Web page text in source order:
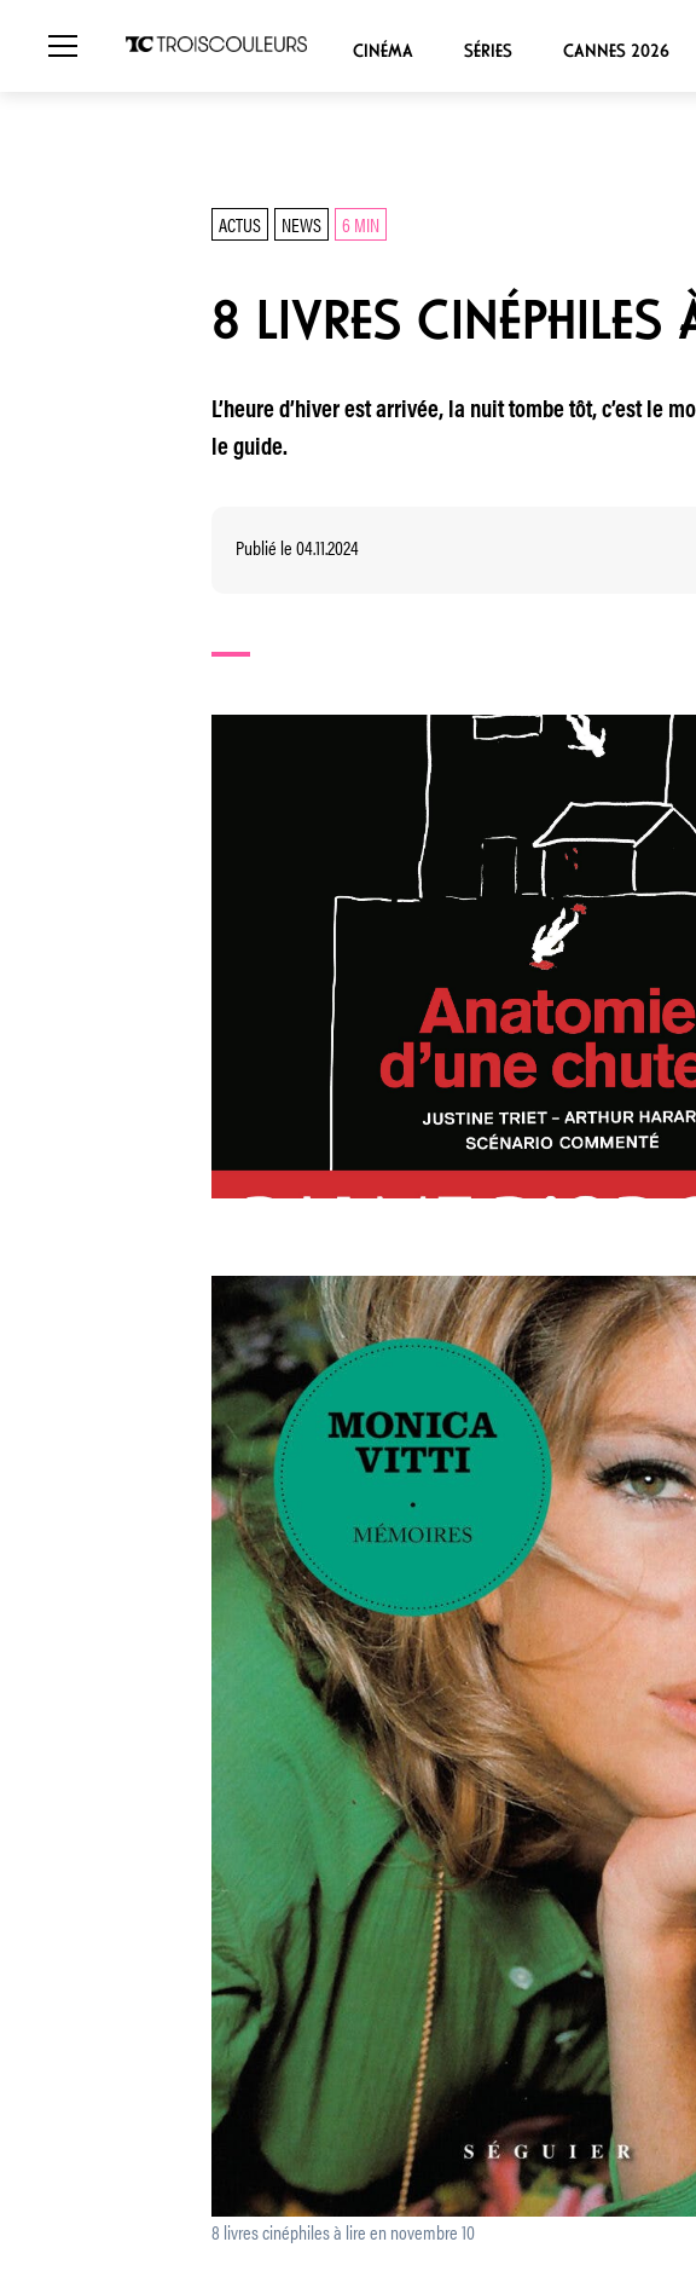
CINÉMA SÉRIES CANNES 2026
ACTUS NEWS 6 MIN
8 LIVRES CINÉPHILES
L’heure d’hiver est arrivée, la nuit tombe tôt, c’est le
le guide.
Publié le 04.11.2024
8 livres cinéphiles à lire en novembre 10